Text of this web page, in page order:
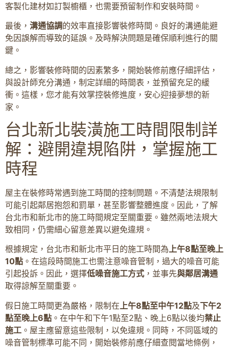
客製化建材如訂製櫥櫃，也需要預留制作和安裝時間。
最後， 溝通協調的效率直接影響裝修時間。良好的溝通能避
免因誤解而導致的延誤。及時解決問題是確保順利進行的關
鍵。
總之，影響裝修時間的因素繁多，開始裝修前應仔細評估，
與設計師充分溝通，制定詳細的時間表，並預留充足的緩
衝。這樣，您才能有效掌控裝修進度，安心迎接夢想的新
家。
台北新北裝潢施工時間限制詳
解：避開違規陷阱，掌握施工
時程
屋主在裝修時常遇到施工時間的控制問題。不清楚法規限制
可能引起鄰居抱怨和罰單，甚至影響整體進度。因此，了解
台北市和新北市的施工時間規定至關重要。雖然兩地法規大
致相同，仍需細心留意差異以避免違規。
根據規定，台北市和新北市平日的施工時間為上午8點至晚上
10點 。在這段時間施工也需注意噪音管制，過大的噪音可能
引起投訴。因此，選擇低噪音施工方式 ，並事先與鄰居溝通
取得諒解至關重要。
假日施工時間更為嚴格，限制在 上午8點至中午12點及下午2
點至晚上6點 。在中午和下午1點至2點、晚上6點以後均禁止
施工 。屋主應留意這些限制，以免違規。同時，不同區域的
噪音管制標準可能不同，開始裝修前應仔細查閱當地條例，